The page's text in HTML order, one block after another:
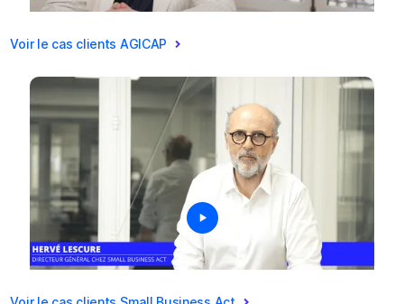
Voir le cas clients AGICAP